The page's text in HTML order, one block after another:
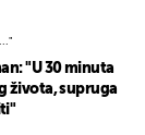
"U 30 minuta
života, supruga